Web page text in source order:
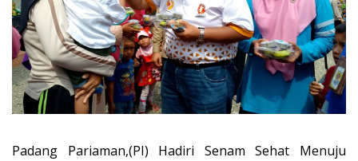
Padang Pariaman,(PI) Hadiri Senam Sehat Menuju